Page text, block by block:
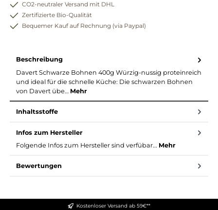
CO2-neutraler Versand mit DHL
Zertifizierte Bio-Qualität
Bequemer Kauf auf Rechnung (via Paypal)
Beschreibung
Davert Schwarze Bohnen 400g Würzig-nussig proteinreich
und ideal für die schnelle Küche: Die schwarzen Bohnen
von Davert übe… Mehr
Inhaltsstoffe
Infos zum Hersteller
Folgende Infos zum Hersteller sind verfübar... Mehr
Bewertungen
Kostenloser Versand ab 59€**